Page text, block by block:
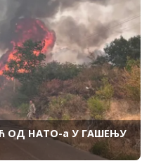
ОД НАТО-а У ГАШЕЊУ